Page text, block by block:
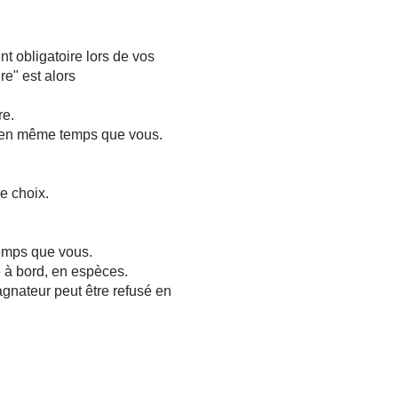
obligatoire lors de vos
est alors
même temps que vous.
choix.
que vous.
bord, en espèces.
peut être refusé en